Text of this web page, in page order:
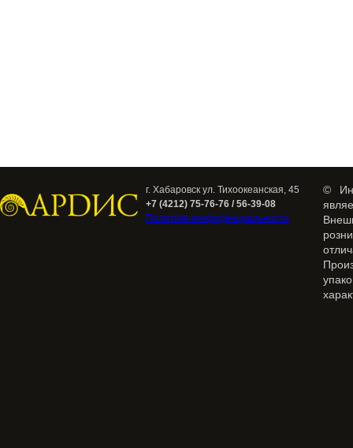
г. Хабаровск ул. Тихоокеанская, 45
+7 (4212) 75-76-76 / 56-39-08
Политика конфиденциальности
©